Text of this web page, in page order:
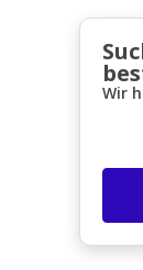
Wir